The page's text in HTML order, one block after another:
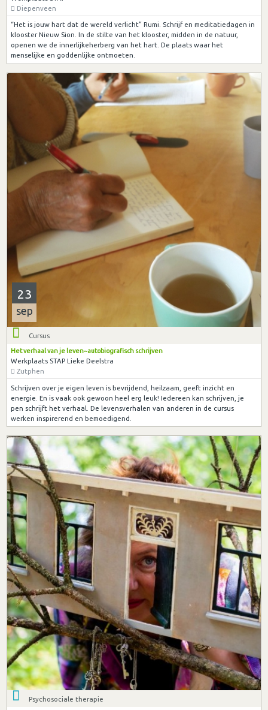
Diepenveen
“Het is jouw hart dat de wereld verlicht” Rumi. Schrijf en meditatiedagen in
klooster Nieuw Sion. In de stilte van het klooster, midden in de natuur,
openen we de innerlijkeherberg van het hart. De plaats waar het
menselijke en goddenlijke ontmoeten.
23
sep
Cursus
Het verhaal van je leven~autobiografisch schrijven
Werkplaats STAP Lieke Deelstra
Zutphen
Schrijven over je eigen leven is bevrijdend, heilzaam, geeft inzicht en
energie. En is vaak ook gewoon heel erg leuk! Iedereen kan schrijven, je
pen schrijft het verhaal. De levensverhalen van anderen in de cursus
werken inspirerend en bemoedigend.
Psychosociale therapie